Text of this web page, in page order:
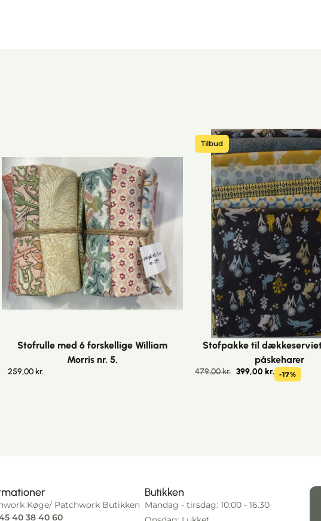
Stofrulle med 6 forskellige William
Morris nr. 5.
259,00 kr.
Tilbud
Stofpakke til
påskeharer
479,00kr. 399,00 kr. -17%
Køge/ Patchwork Butikken
40 38 40 60
Butikken
Mandag - tirsdag: 10:00 - 16.30